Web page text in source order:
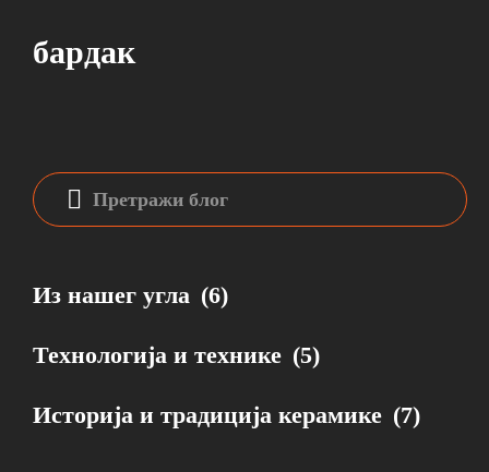
грнчарству
САША МАТИЋ 16 МАЈ 2026
бардак
Из нашег угла (6)
Технологија и технике (5)
Историја и традиција керамике (7)